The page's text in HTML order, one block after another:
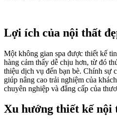
Lợi ích của nội thất
Một không gian spa được thiết kế
hàng cảm thấy dễ chịu hơn, từ đó
thiệu dịch vụ đến bạn bè. Chính sự
giúp nâng cao trải nghiệm của
chuyên nghiệp và đẳng cấp của
Xu hướng thiết kế nội